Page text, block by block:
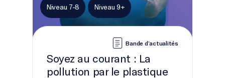
Niveau 7-8 Niveau 9+
Bande d’actualités
Soyez au courant : La
pollution par le plastique